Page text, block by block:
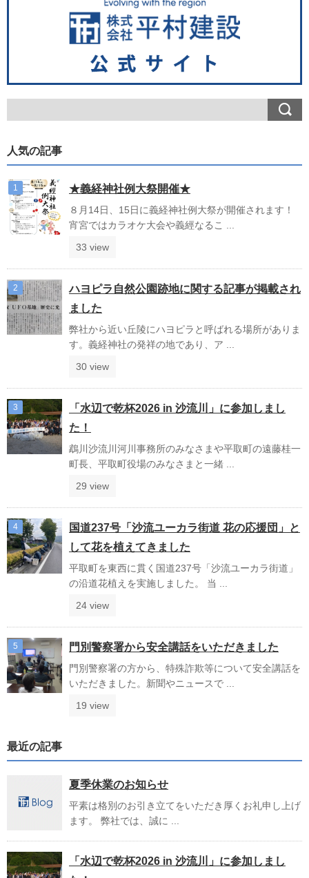
人気の記事
★義経神社例大祭開催★
８月14日、15日に義経神社例大祭が開催されます！
宵宮ではカラオケ大会や義經なるこ ...
33 view
ハヨピラ自然公園跡地に関する記事が掲載され
ました
弊社から近い丘陵にハヨピラと呼ばれる場所がありま
す。義経神社の発祥の地であり、ア ...
30 view
「水辺で乾杯2026 in 沙流川」に参加しまし
た！
鵡川沙流川河川事務所のみなさまや平取町の遠藤桂一
町長、平取町役場のみなさまと一緒 ...
29 view
国道237号「沙流ユーカラ街道 花の応援団」と
して花を植えてきました
平取町を東西に貫く国道237号「沙流ユーカラ街道」
の沿道花植えを実施しました。 当 ...
24 view
門別警察署から安全講話をいただきました
門別警察署の方から、特殊詐欺等について安全講話を
いただきました。新聞やニュースで ...
19 view
最近の記事
夏季休業のお知らせ
平素は格別のお引き立てをいただき厚くお礼申し上げ
ます。 弊社では、誠に ...
「水辺で乾杯2026 in 沙流川」に参加しまし